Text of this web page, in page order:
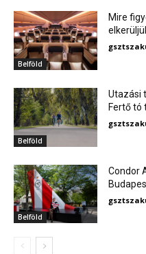
Belföld
Mire
Belföld
Utazási
Fertő tó
Belföld
Condor